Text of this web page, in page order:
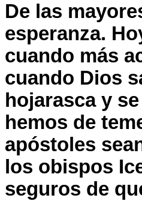
De las
esperanza.
cuando más
cuando Dios
hojarasca y
hemos de
apóstoles
los obispos
seguros de